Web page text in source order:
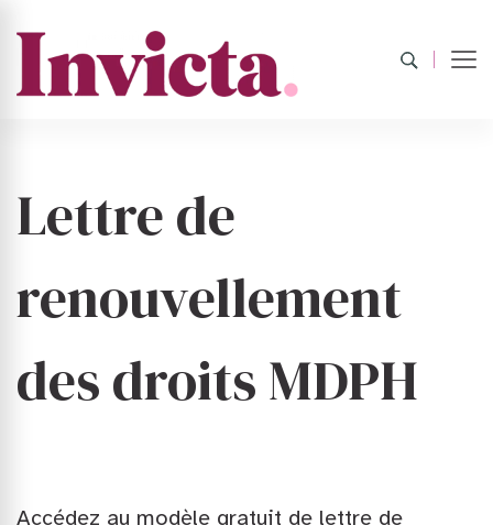
Lettre de
renouvellement
des droits MDPH
Accédez au modèle gratuit de lettre de